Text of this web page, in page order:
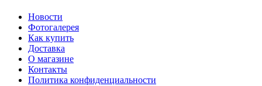
Новости
Фотогалерея
Как купить
Доставка
О магазине
Контакты
Политика конфиденциальности